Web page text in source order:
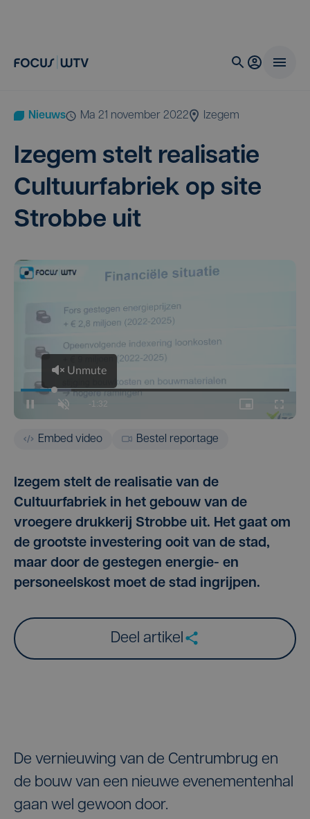
Nieuws ma 21 november 2022 Izegem
Ize­gem stelt rea­li­sa­tie
Cul­tuur­fa­briek op site
Strob­be uit
Embed video Bestel reportage
Izegem stelt de realisatie van de
Cultuurfabriek in het gebouw van de
vroegere drukkerij Strobbe uit. Het gaat om
de grootste investering ooit van de stad,
maar door de gestegen energie- en
personeelskost moet de stad ingrijpen.
Deel artikel
De vernieuwing van de Centrumbrug en
de bouw van een nieuwe evenementenhal
gaan wel gewoon door.